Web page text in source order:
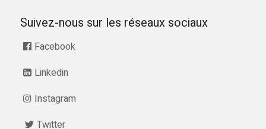
Suivez-nous sur les réseaux sociaux
Facebook
Linkedin
Instagram
Twitter